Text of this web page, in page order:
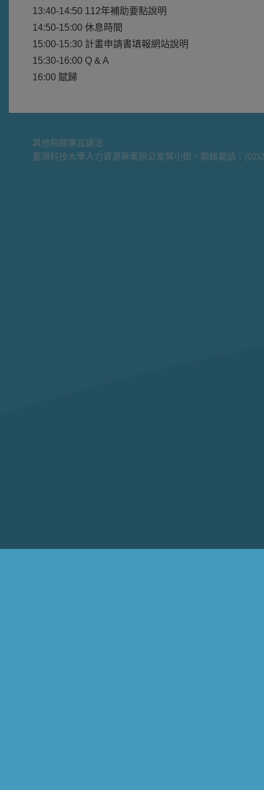
13:40-14:50 112年補助要點說明
14:50-15:00 休息時間
15:00-15:30 計畫申請書填報網站說明
15:30-16:00 Q & A
16:00 賦歸
其他相關事宜請洽
臺灣科技大學人力資源專案辦公室葉小姐，聯絡電話：